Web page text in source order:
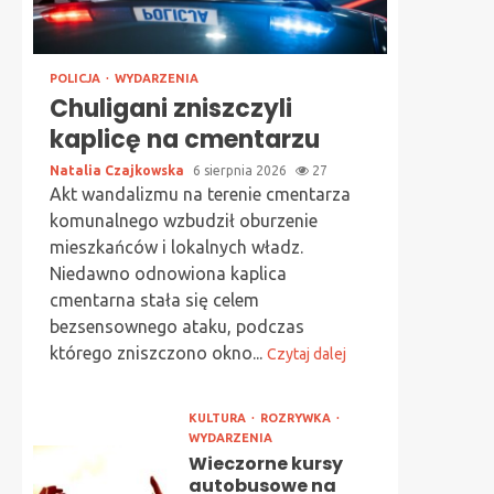
POLICJA WYDARZENIA
Chuligani zniszczyli
kaplicę na cmentarzu
Natalia Czajkowska 6 sierpnia 2026 27
Akt wandalizmu na terenie cmentarza
komunalnego wzbudził oburzenie
mieszkańców i lokalnych władz.
Niedawno odnowiona kaplica
cmentarna stała się celem
bezsensownego ataku, podczas
którego zniszczono okno... Czytaj dalej
KULTURA
ROZRYWKA
WYDARZENIA
Wieczorne kursy
autobusowe na